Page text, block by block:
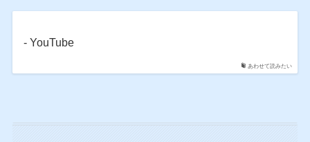
あわせて読みたい
- YouTube